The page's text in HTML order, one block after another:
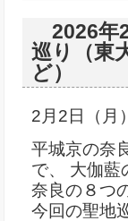
2026年
巡り（東
ど）
2月2日（月
平城京の奈
で、 大伽藍
奈良の８つ
今回の聖地